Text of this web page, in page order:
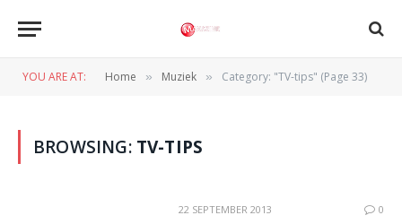
YOU ARE AT: Home » Muziek » Category: "TV-tips" (Page 33)
BROWSING: TV-TIPS
22 SEPTEMBER 2013 0